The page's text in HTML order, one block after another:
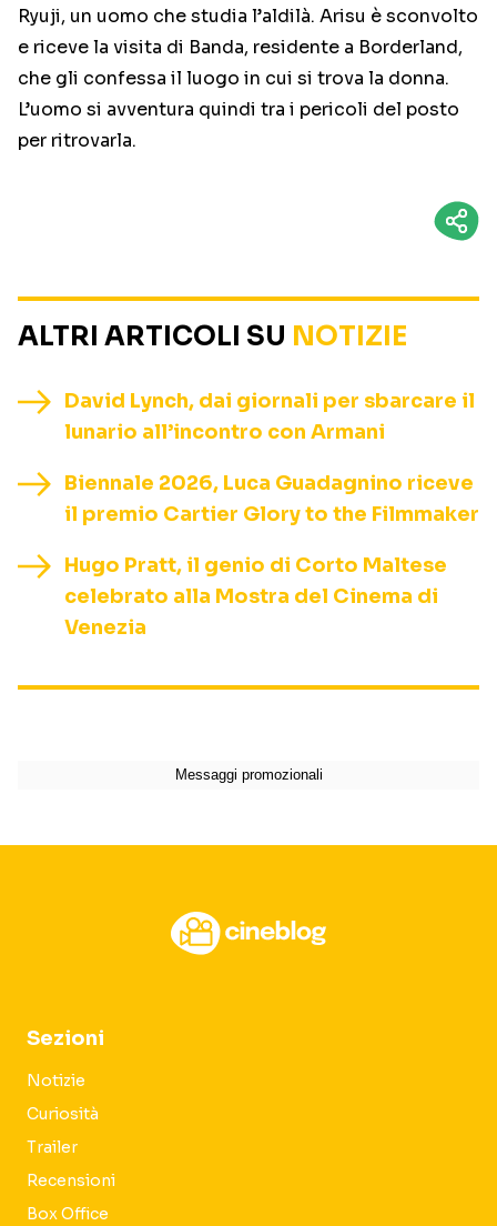
Ryuji, un uomo che studia l’aldilà. Arisu è sconvolto
e riceve la visita di Banda, residente a Borderland,
che gli confessa il luogo in cui si trova la donna.
L’uomo si avventura quindi tra i pericoli del posto
per ritrovarla.
ALTRI ARTICOLI SU NOTIZIE
David Lynch, dai giornali per sbarcare il
lunario all’incontro con Armani
Biennale 2026, Luca Guadagnino riceve
il premio Cartier Glory to the Filmmaker
Hugo Pratt, il genio di Corto Maltese
celebrato alla Mostra del Cinema di
Venezia
Sezioni
Notizie
Curiosità
Trailer
Recensioni
Box Office